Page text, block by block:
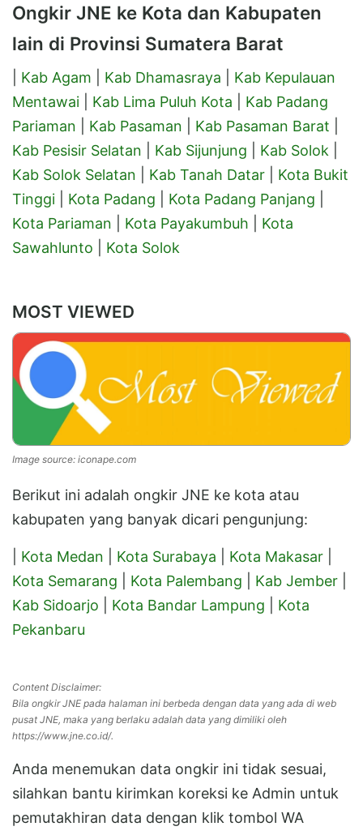
Ongkir JNE ke Kota dan Kabupaten
lain di Provinsi Sumatera Barat
Kab Agam Kab Dhamasraya
Kab Kepulauan
Mentawai
Kab Lima Puluh Kota
Kab Padang
Pariaman
Kab Pasaman Kab Pasaman Barat
Kab Pesisir Selatan
Kab Sijunjung Kab Solok
Kab Solok Selatan
Kab Tanah Datar
Kota Bukit
Tinggi
Kota Padang Kota Padang Panjang
Kota Pariaman
Kota Payakumbuh
Kota
Sawahlunto
Kota Solok
MOST VIEWED
Image source: iconape.com
Berikut ini adalah ongkir JNE ke kota atau
kabupaten yang banyak dicari pengunjung:
Kota Medan Kota Surabaya Kota Makasar
Kota Semarang
Kota Palembang Kab Jember
Kab Sidoarjo
Kota Bandar Lampung
Kota
Pekanbaru
Content Disclaimer:
Bila ongkir JNE pada halaman ini berbeda dengan data yang ada di web
pusat JNE, maka yang berlaku adalah data yang dimiliki oleh
https://www.jne.co.id/.
Anda menemukan data ongkir ini tidak sesuai,
silahkan bantu kirimkan koreksi ke Admin untuk
pemutakhiran data dengan klik tombol WA